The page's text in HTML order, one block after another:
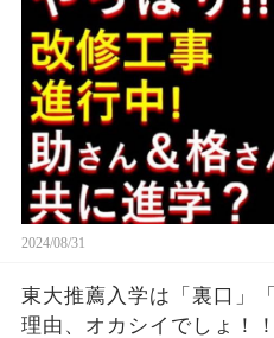
2024/08/31
東大推薦入学は「裏口」
理由、オカシイでしょ！！